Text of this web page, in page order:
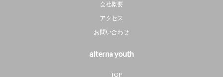
会社概要
アクセス
お問い合わせ
alterna youth
TOP